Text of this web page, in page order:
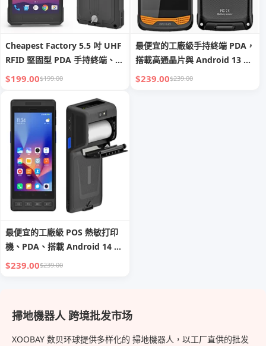
Cheapest Factory 5.5 吋 UHF
RFID 堅固型 PDA 手持終端、行
動電腦，具 NFC、2D 條碼掃描
$199.00$199.00
最便宜的工廠級手持終端 PDA，
搭載高通晶片與 Android 13 作
業系統，支援 PTT 對講、NFC、
$239.00$239.00
最便宜的工廠級 POS 熱敏打印
機、PDA、搭載 Android 14 的
手持終端、條碼掃描器、UHF
$239.00$239.00
掃地機器人 跨境批发市场
XOOBAY 数贝环球提供多样化的 掃地機器人，以工厂直供的批发